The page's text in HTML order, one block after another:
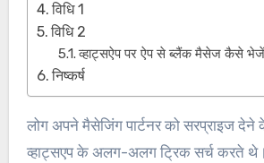
विधि 1
विधि 2
व्हाट्सऐप पर ऐप से ब्लैंक मैसेज कैसे भेजें
निष्कर्ष
लोग अपने मैसेजिंग पार्टनर को सरप्राइज देने
व्हाट्सएप के अलग-अलग ट्रिक सर्च करते थे।